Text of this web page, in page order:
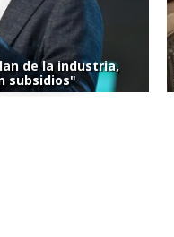
de la industria,
subsidios"